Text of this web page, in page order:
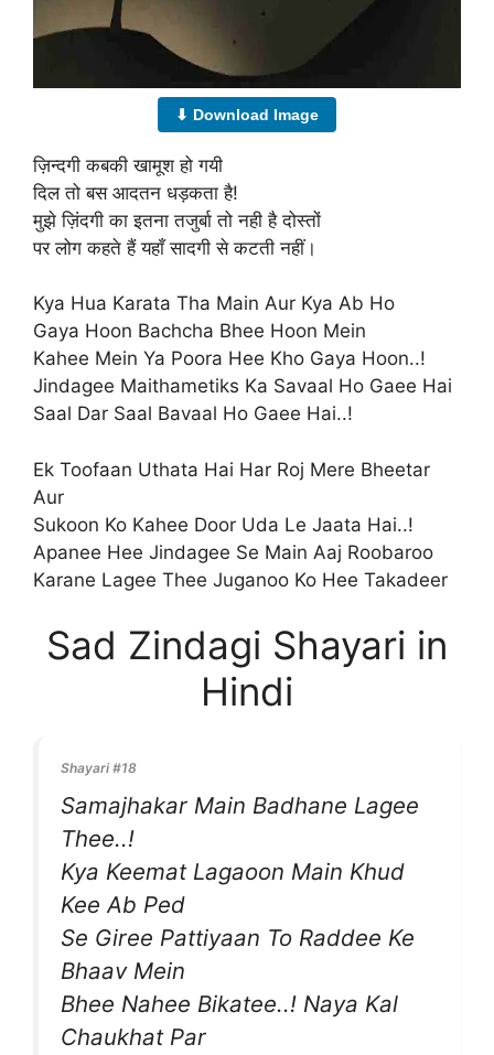
⬇ Download Image
ज़िन्दगी कबकी खामूश हो गयी
दिल तो बस आदतन धड़कता है!
मुझे ज़िंदगी का इतना तजुर्बा तो नही है दोस्तों
पर लोग कहते हैं यहाँ सादगी से कटती नहीं।
Kya Hua Karata Tha Main Aur Kya Ab Ho
Gaya Hoon Bachcha Bhee Hoon Mein
Kahee Mein Ya Poora Hee Kho Gaya Hoon..!
Jindagee Maithametiks Ka Savaal Ho Gaee Hai
Saal Dar Saal Bavaal Ho Gaee Hai..!
Ek Toofaan Uthata Hai Har Roj Mere Bheetar
Aur
Sukoon Ko Kahee Door Uda Le Jaata Hai..!
Apanee Hee Jindagee Se Main Aaj Roobaroo
Karane Lagee Thee Juganoo Ko Hee Takadeer
Sad Zindagi Shayari in
Hindi
Shayari #18
Samajhakar Main Badhane Lagee
Thee..!
Kya Keemat Lagaoon Main Khud
Kee Ab Ped
Se Giree Pattiyaan To Raddee Ke
Bhaav Mein
Bhee Nahee Bikatee..! Naya Kal
Chaukhat Par